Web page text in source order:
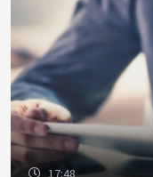
17:48